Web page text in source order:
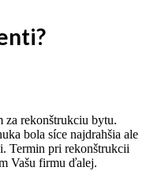
rekonštrukciu bytu.
bola síce najdrahšia ale
Termin pri rekonštrukcii
Vašu firmu ďalej.